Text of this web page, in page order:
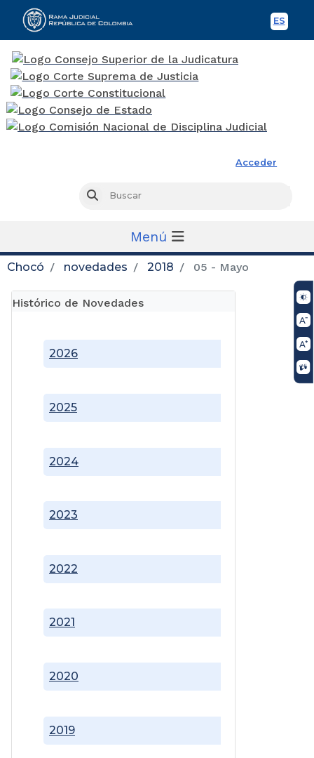
ES
Acceder
Buscar
Menú
Chocó novedades 2018 05 - Mayo
Histórico de Novedades
2019
2020
2021
2022
2023
2024
2025
2026